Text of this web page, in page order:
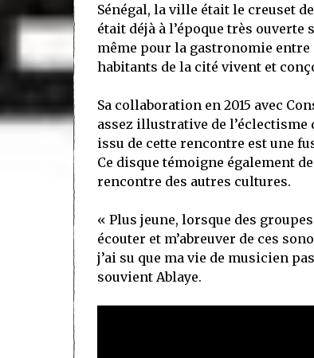
Sénégal, la ville était le creuset
était déjà à l’époque très
même pour la gastronomie
habitants de la cité vivent et
Sa collaboration en 2015 avec
assez illustrative de
issu de cette rencontre est une
Ce disque témoigne également
rencontre des autres cultures.
« Plus jeune, lorsque des
écouter et m’abreuver de ces
j’ai su que ma vie de musicien
souvient Ablaye.